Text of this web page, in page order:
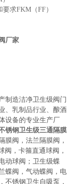
求FKM（FF）
厂家
制造洁净卫生级阀门
、乳制品行业、酿酒
设备的专业生产厂
锈钢卫生级三通隔膜
膜阀，法兰隔膜阀，
阀 ，卡箍直通球阀，
动球阀 ；卫生级蝶
蝶阀，气动蝶阀，电
不锈钢卫生自吸泵，